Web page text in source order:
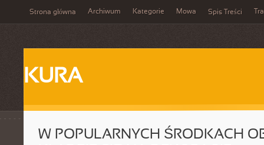
Strona główna Archiwum Kategorie Mowa Spis Treści
KURA
W POPULARNYCH ŚRODKACH